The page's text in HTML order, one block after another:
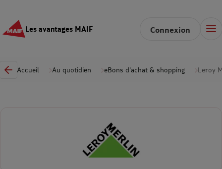
Les avantages MAIF Connexion
Accueil Au quotidien eBons d'achat & shopping Leroy